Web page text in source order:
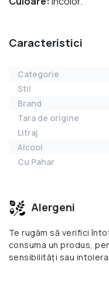
Caracteristici
Categorie
Stil
Brand
Tara de origine
Litraj
Alcool
Cu Pahar
Alergeni
Te rugăm să verifici
consuma un produs,
sensibilități sau